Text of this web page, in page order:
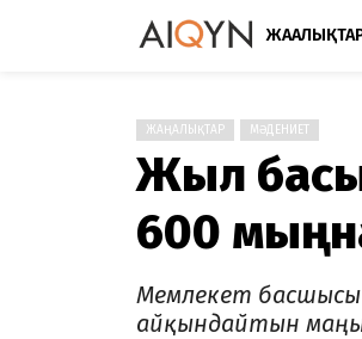
ЖАҢАЛЫҚТАР МӘДЕНИЕТ
Жыл
600
Мемлекет басшысы
айқындайтын